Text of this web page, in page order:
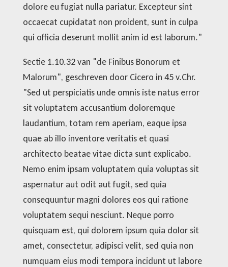
dolore eu fugiat nulla pariatur. Excepteur sint
occaecat cupidatat non proident, sunt in culpa
qui officia deserunt mollit anim id est laborum."
Sectie 1.10.32 van "de Finibus Bonorum et
Malorum", geschreven door Cicero in 45 v.Chr.
"Sed ut perspiciatis unde omnis iste natus error
sit voluptatem accusantium doloremque
laudantium, totam rem aperiam, eaque ipsa
quae ab illo inventore veritatis et quasi
architecto beatae vitae dicta sunt explicabo.
Nemo enim ipsam voluptatem quia voluptas sit
aspernatur aut odit aut fugit, sed quia
consequuntur magni dolores eos qui ratione
voluptatem sequi nesciunt. Neque porro
quisquam est, qui dolorem ipsum quia dolor sit
amet, consectetur, adipisci velit, sed quia non
numquam eius modi tempora incidunt ut labore